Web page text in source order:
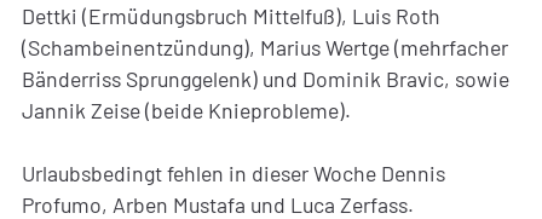
Dettki (Ermüdungsbruch Mittelfuß), Luis Roth
(Schambeinentzündung), Marius Wertge (mehrfacher
Bänderriss Sprunggelenk) und Dominik Bravic, sowie
Jannik Zeise (beide Knieprobleme).
Urlaubsbedingt fehlen in dieser Woche Dennis
Profumo, Arben Mustafa und Luca Zerfass.